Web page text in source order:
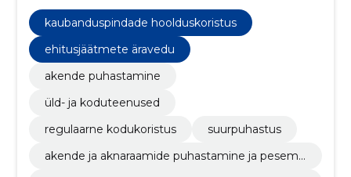
kaubanduspindade hoolduskoristus
ehitusjäätmete äravedu
akende puhastamine
üld- ja koduteenused
regulaarne kodukoristus
suurpuhastus
akende ja aknaraamide puhastamine ja pesemi